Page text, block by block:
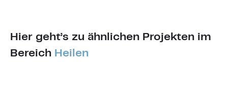
Hier geht’s zu ähnlichen Projekten im
Bereich Heilen